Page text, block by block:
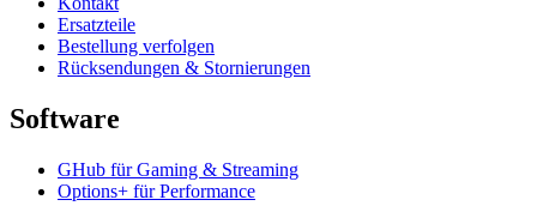
Ersatzteile
Bestellung verfolgen
Rücksendungen & Stornierungen
Software
GHub für Gaming & Streaming
Options+ für Performance